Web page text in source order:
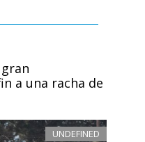
a una racha de
UNDEFINED